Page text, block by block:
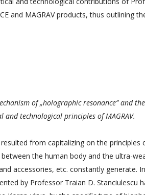
and MAGRAV products, thus outlining
of „holographic resonance” and
technological principles of MAGRAV.
from capitalizing on the principles
the human body and the ultra-
accessories, etc. constantly generate.
by Professor Traian D. Stanciulescu